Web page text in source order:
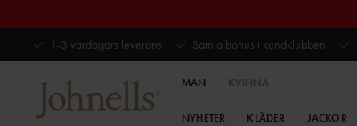
1-3 vardagars leverans
Samla bonus i kundklubben
MAN KVINNA
NYHETER KLÄDER JACKOR